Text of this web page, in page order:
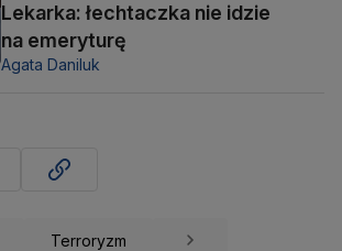
Lekarka: łechtaczka nie idzie
na emeryturę
Agata Daniluk
Terroryzm